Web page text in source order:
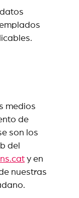
medios
de
son los
del
y en
nuestras